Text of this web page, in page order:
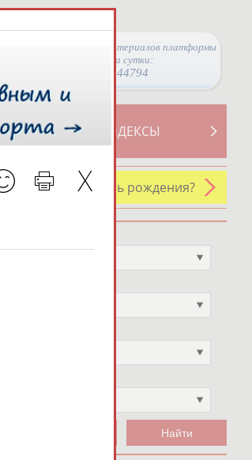
Просмотры материалов платформы
за сутки:
44794
СВОДНЫЕ ИНДЕКСЫ
У кого сегодня день рождения?